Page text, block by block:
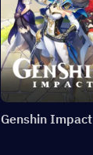
Genshin Impact